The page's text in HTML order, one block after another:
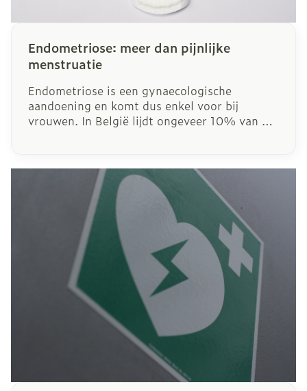
Endometriose: meer dan pijnlijke
menstruatie
Endometriose is een gynaecologische
aandoening en komt dus enkel voor bij
vrouwen. In België lijdt ongeveer 10% van de
die, indien onbehandeld, verstrekkende
gevolgen kan hebben. In dit artikel belichten
we endometriose in alle aspecten: van
symptomen tot behandeling.